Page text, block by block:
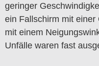
geringer
ein Fallschirm mit
mit einem
Unfälle waren fast